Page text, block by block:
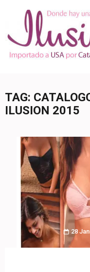
content
(Press
TAG:
ILUSION 2015
28